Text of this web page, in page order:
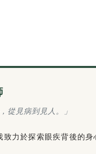
從見病到見人。」
力於探索眼疾背後的身